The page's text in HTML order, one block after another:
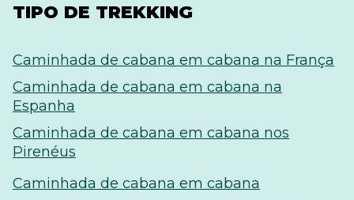
TIPO DE TREKKING
Caminhada de cabana em cabana na França
Caminhada de cabana em cabana na
Espanha
Caminhada de cabana em cabana nos
Pirenéus
Caminhada de cabana em cabana